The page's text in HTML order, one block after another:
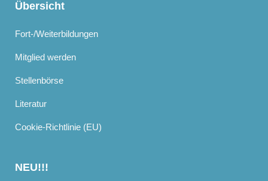
Übersicht
Fort-/Weiterbildungen
Mitglied werden
Stellenbörse
Literatur
Cookie-Richtlinie (EU)
NEU!!!